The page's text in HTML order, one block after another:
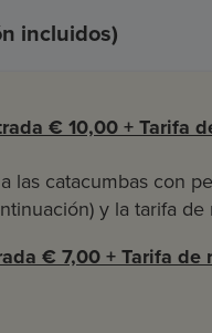
incluidos)
€ 10,00 + Tarifa
las catacumbas con
y la tarifa de
€ 7,00 + Tarifa de